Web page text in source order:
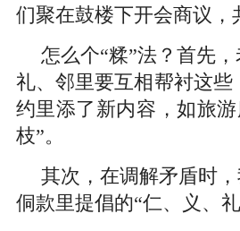
们聚在鼓楼下开会商议，
怎么个“糅”法？首先
礼、邻里要互相帮衬这
约里添了新内容，如旅
枝”。
其次，在调解矛盾时
侗款里提倡的“仁、义、